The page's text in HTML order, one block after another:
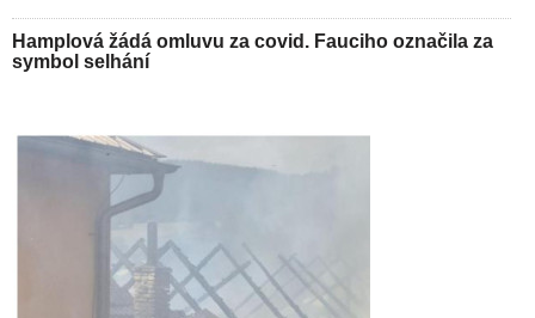
Hamplová žádá omluvu za covid. Fauciho označila za
symbol selhání